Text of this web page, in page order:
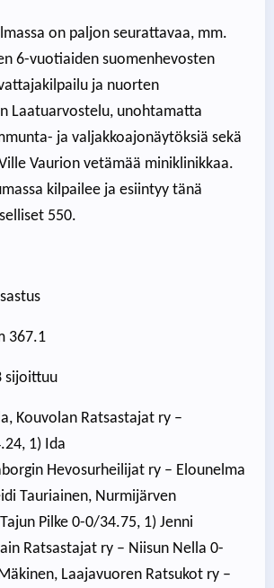
on paljon seurattavaa, mm.
6-vuotiaiden suomenhevosten
ja nuorten
Laatuarvostelu, unohtamatta
ja valjakkoajonäytöksiä sekä
Vaurion vetämää miniklinikkaa.
kilpailee ja esiintyy tänä
550.
367.1
sijoittuu
Kouvolan Ratsastajat ry –
1) Ida
Hevosurheilijat ry – Elounelma
Tauriainen, Nurmijärven
Pilke 0-0/34.75, 1) Jenni
Ratsastajat ry – Niisun Nella 0-
Laajavuoren Ratsukot ry –